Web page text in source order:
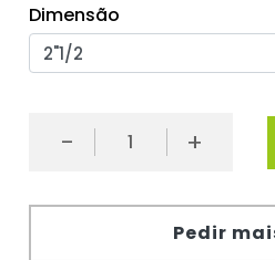
Dimensão
- +
Pedir